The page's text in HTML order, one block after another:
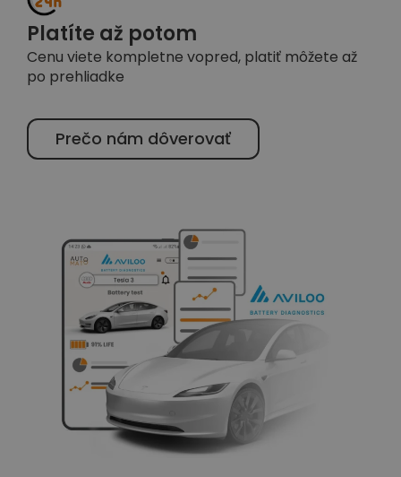
Platíte až potom
Cenu viete kompletne vopred, platiť môžete až
po prehliadke
Prečo nám dôverovať